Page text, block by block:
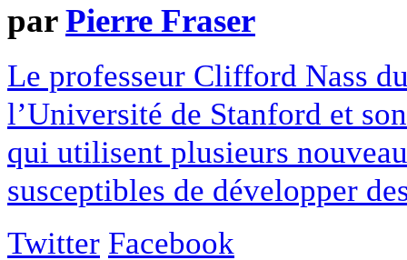
parPierre Fraser
Le professeur Clifford Nass
l’Université de Stanford et
qui utilisent plusieurs
susceptibles de développer
Twitter Facebook